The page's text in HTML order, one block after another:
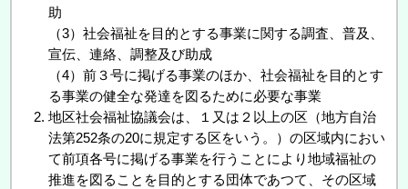
助
（3）社会福祉を目的とする事業に関する調査、普及、
宣伝、連絡、調整及び助成
（4）前３号に掲げる事業のほか、社会福祉を目的とす
る事業の健全な発達を図るために必要な事業
地区社会福祉協議会は、１又は２以上の区（地方自治
法第252条の20に規定する区をいう。）の区域内におい
て前項各号に掲げる事業を行うことにより地域福祉の
推進を図ることを目的とする団体であつて、その区域